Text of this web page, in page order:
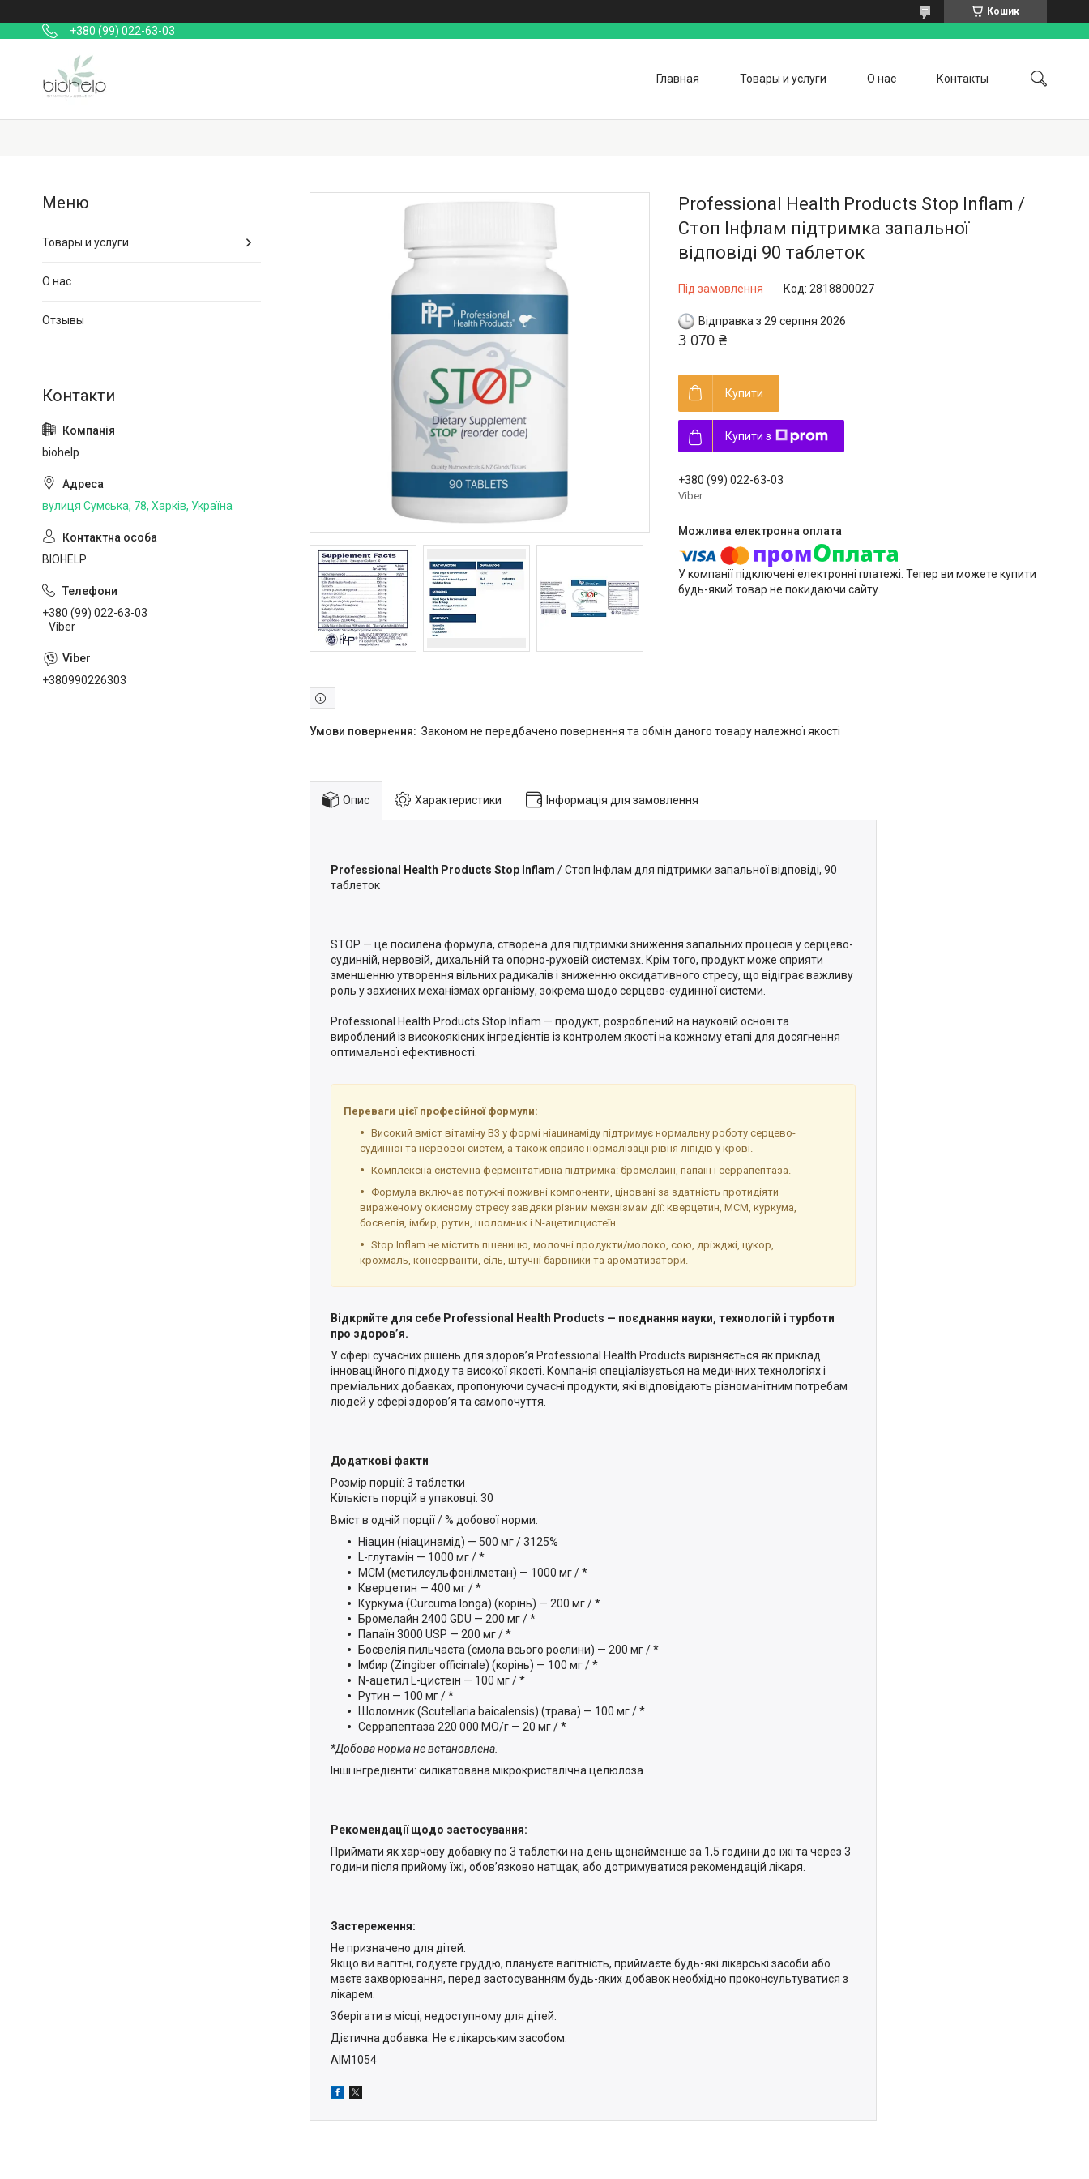
Кошик
+380 (99) 022-63-03
Главная Товары и услуги О нас Контакты
Professional Health Products Stop Inflam /
Стоп Інфлам підтримка запальної
відповіді 90 таблеток
Під замовлення Код: 2818800027
Відправка з 29 серпня 2026
3 070 ₴
Купити
Купити з
+380 (99) 022-63-03
Viber
У компанії підключені електронні платежі. Тепер ви можете купити
будь-який товар не покидаючи сайту.
Законом не передбачено повернення та обмін даного товару належної якості
Опис Характеристики Інформація для замовлення
Professional Health Products Stop Inflam / Стоп Інфлам для підтримки запальної відповіді, 90
таблеток
STOP — це посилена формула, створена для підтримки зниження запальних процесів у серцево-
судинній, нервовій, дихальній та опорно-руховій системах. Крім того, продукт може сприяти
зменшенню утворення вільних радикалів і зниженню оксидативного стресу, що відіграє важливу
роль у захисних механізмах організму, зокрема щодо серцево-судинної системи.
Professional Health Products Stop Inflam — продукт, розроблений на науковій основі та
вироблений із високоякісних інгредієнтів із контролем якості на кожному етапі для досягнення
оптимальної ефективності.
Переваги цієї професійної формули:
Високий вміст вітаміну B3 у формі ніацинамiду підтримує нормальну роботу серцево-
судинної та нервової систем, а також сприяє нормалізації рівня ліпідів у крові.
Комплексна системна ферментативна підтримка: бромелайн, папаїн і серрапептаза.
Формула включає потужні поживні компоненти, ціновані за здатність протидіяти
вираженому окисному стресу завдяки різним механізмам дії: кверцетин, МСМ, куркума,
босвелія, імбир, рутин, шоломник і N-ацетилцистеїн.
Stop Inflam не містить пшеницю, молочні продукти/молоко, сою, дріжджі, цукор,
крохмаль, консерванти, сіль, штучні барвники та ароматизатори.
Відкрийте для себе Professional Health Products — поєднання науки, технологій і турботи
про здоров’я.
У сфері сучасних рішень для здоров’я Professional Health Products вирізняється як приклад
інноваційного підходу та високої якості. Компанія спеціалізується на медичних технологіях і
преміальних добавках, пропонуючи сучасні продукти, які відповідають різноманітним потребам
людей у сфері здоров’я та самопочуття.
Додаткові факти
Розмір порції: 3 таблетки
Кількість порцій в упаковці: 30
Вміст в одній порції / % добової норми:
Ніацин (ніацинамід) — 500 мг / 3125%
L-глутамін — 1000 мг / *
МСМ (метилсульфонілметан) — 1000 мг / *
Кверцетин — 400 мг / *
Куркума (Curcuma longa) (корінь) — 200 мг / *
Бромелайн 2400 GDU — 200 мг / *
Папаїн 3000 USP — 200 мг / *
Босвелія пильчаста (смола всього рослини) — 200 мг / *
Імбир (Zingiber officinale) (корінь) — 100 мг / *
N-ацетил L-цистеїн — 100 мг / *
Рутин — 100 мг / *
Шоломник (Scutellaria baicalensis) (трава) — 100 мг / *
Серрапептаза 220 000 МО/г — 20 мг / *
*Добова норма не встановлена.
Інші інгредієнти: силікатована мікрокристалічна целюлоза.
Рекомендації щодо застосування:
Приймати як харчову добавку по 3 таблетки на день щонайменше за 1,5 години до їжі та через 3
години після прийому їжі, обов’язково натщак, або дотримуватися рекомендацій лікаря.
Застереження:
Не призначено для дітей.
Якщо ви вагітні, годуєте груддю, плануєте вагітність, приймаєте будь-які лікарські засоби або
маєте захворювання, перед застосуванням будь-яких добавок необхідно проконсультуватися з
лікарем.
Зберігати в місці, недоступному для дітей.
Дієтична добавка. Не є лікарським засобом.
AIM1054
Товары и услуги
О нас
Отзывы
biohelp
вулиця Сумська, 78, Харків, Україна
BIOHELP
+380 (99) 022-63-03
Viber
+380990226303